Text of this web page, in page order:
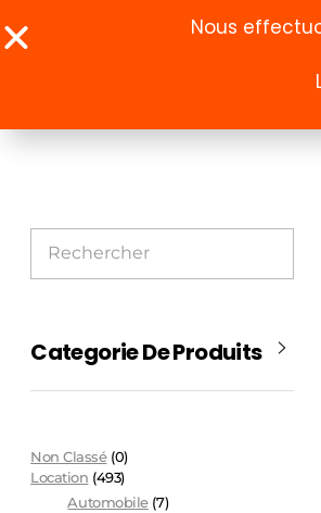
À
Categorie De Produits
Non Classé (0)
Location (493)
Automobile (7)
Nous